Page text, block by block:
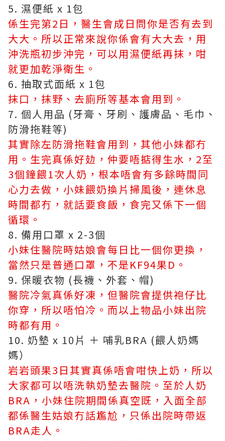
5. 濕便紙 x 1包
係生完第2日，醫生會成日問你是否有去到
大大。所以正常來說你係會有大大去，用
沖洗瓶初步沖完，可以用濕便紙再抹，咁
就更加乾淨衛生。
6. 抽取式面紙 x 1包
抹口，抹野、去廁所等基本會用到。
7. 個人用品 (牙膏、牙刷、護膚品、毛巾、
防滑拖鞋等)
其實除左防滑拖鞋會用到，其他小妹都冇
用。生完真係好攰，仲要唔掂得生水，2至
3個鐘餵1次人奶，根本唔會有多餘時間同
心力去做，小妹餵奶換片掃風後，連休息
時間都冇，就話要食飯，食完又係下一個
循環。
8. 備用口罩 x 2-3個
小妹住醫院時姑娘會每日比一個你更換，
當然只是普通口罩，不是KF94果D。
9. 保暖衣物 (長襪、外套、帽)
醫院冷氣真係好凍，但醫院會提供袍仔比
你穿，所以唔怕冷。而以上物品小妹出院
時都有用。
10. 奶墊 x 10片 ＋ 哺乳BRA (餵人奶媽
媽）
岩岩頭果3日其實真係唔會咁快上奶，所以
大家都可以唔洗執奶墊去醫院。至於人奶
BRA，小妹住院期間係真空既，入面全部
都係醫生姑娘冇話尷尬，只係出院時帶返
BRA走人。